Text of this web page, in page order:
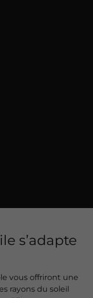
s’adapte
vous offriront une
rayons du soleil